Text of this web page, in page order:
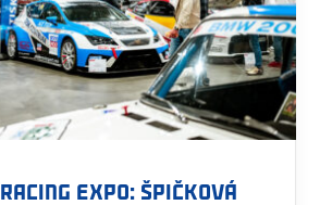
RACING EXPO: špičková